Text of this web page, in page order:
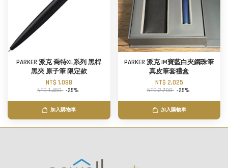
PARKER 派克 喬特XL系列 黑桿
黑夾 原子筆 限定款
NT$ 1,088
NT$ 1,450 -25%
加入購物車
PARKER 派克 IM寶藍白夾鋼珠筆
真皮筆套禮盒
NT$ 2,025
NT$ 2,700 -25%
加入購物車